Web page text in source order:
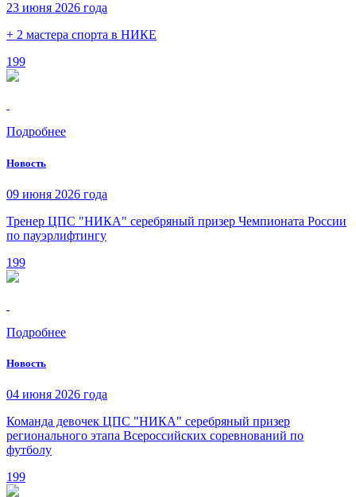
23 июня 2026 года
+ 2 мастера спорта в НИКЕ
199
Подробнее
Новость
09 июня 2026 года
Тренер ЦПС "НИКА" серебряный призер Чемпионата России
по пауэрлифтингу
199
Подробнее
Новость
04 июня 2026 года
Команда девочек ЦПС "НИКА" серебряный призер
регионального этапа Всероссийских соревнований по
футболу
199